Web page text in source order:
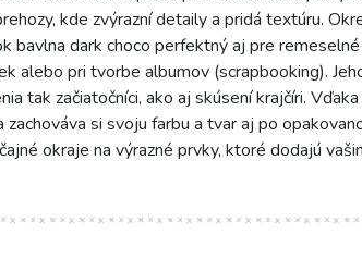
kde zvýrazní detaily a pridá textúru.
bavlna dark choco perfektný aj pre
alebo pri tvorbe albumov (scrapbooking).
tak začiatočníci, ako aj skúsení krajčíri.
zachováva si svoju farbu a tvar aj po
okraje na výrazné prvky, ktoré dodajú